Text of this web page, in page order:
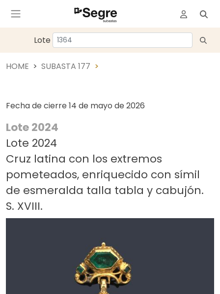
Lote
HOME SUBASTA 177
Fecha de cierre 14 de mayo de 2026
Lote 2024
Lote 2024
Cruz latina con los extremos
pometeados, enriquecido con símil
de esmeralda talla tabla y cabujón.
S. XVIII.